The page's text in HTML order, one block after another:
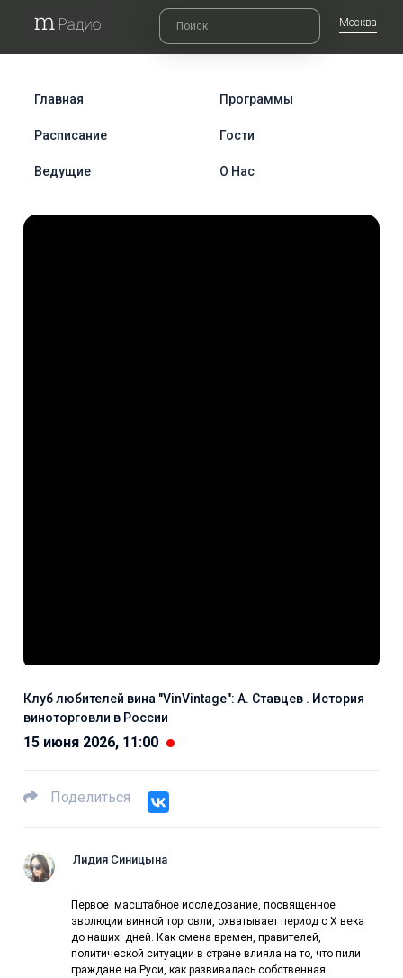
Москва
Главная Программы
Расписание Гости
Ведущие О Нас
Клуб любителей вина "VinVintage": А. Ставцев . История
виноторговли в России
15 июня 2026, 11:00
Поделиться
Лидия Синицына
Первое масштабное исследование, посвященное
эволюции винной торговли, охватывает период с Х века
до наших дней. Как смена времен, правителей,
политической ситуации в стране влияла на то, что пили
граждане на Руси, как развивалась собственная